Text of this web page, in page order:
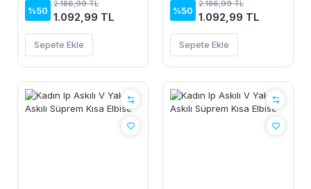
%50
2.186,99 TL
1.092,99 TL
Sepete Ekle
%50
2.186,99 TL
1.092,99 TL
Sepete Ekle